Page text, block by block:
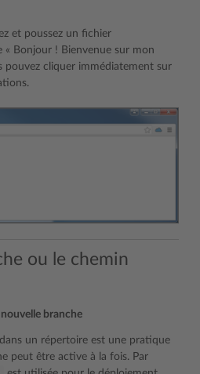
et poussez un fichier
« Bonjour ! Bienvenue sur mon
pouvez cliquer immédiatement sur
ou le chemin
branche
un répertoire est une pratique
peut être active à la fois. Par